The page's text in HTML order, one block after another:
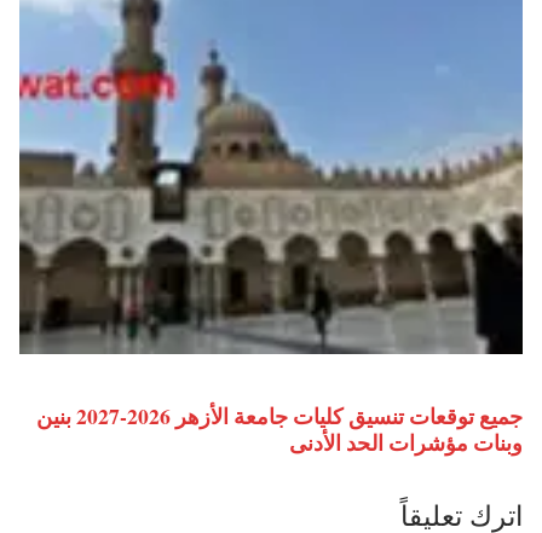
جميع توقعات تنسيق كليات جامعة الأزهر 2026-2027 بنين
وبنات مؤشرات الحد الأدنى
اترك تعليقاً